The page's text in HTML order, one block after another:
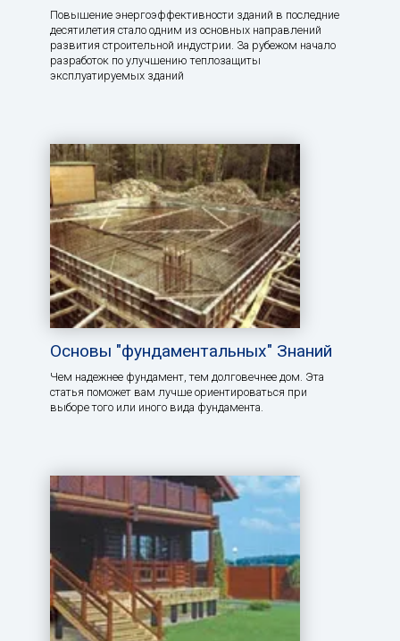
Повышение энергоэффективности зданий в последние
десятилетия стало одним из основных направлений
развития строительной индустрии. За рубежом начало
разработок по улучшению теплозащиты
эксплуатируемых зданий
Основы "фундаментальных" Знаний
Чем надежнее фундамент, тем долговечнее дом. Эта
статья поможет вам лучше ориентироваться при
выборе того или иного вида фундамента.